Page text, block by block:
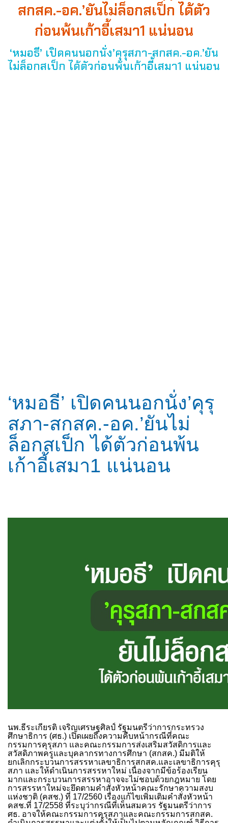
สกสค.-อค.’ยันไม่ล็อกสเป็ก ได้ตัว
ก่อนพ้นเก้าอี้เสมา1 แน่นอน
‘หมอธี’ เปิดคนนอกนั่ง’คุรุสภา-สกสค.-อค.’ยัน
ไม่ล็อกสเป็ก ได้ตัวก่อนพ้นเก้าอี้เสมา1 แน่นอน
‘หมอธี’ เปิดคนนอกนั่ง’คุรุ
สภา-สกสค.-อค.’ยันไม่
ล็อกสเป็ก ได้ตัวก่อนพ้น
เก้าอี้เสมา1 แน่นอน
นพ.ธีระเกียรติ เจริญเศรษฐศิลป์ รัฐมนตรีว่าการกระทรวง
ศึกษาธิการ (ศธ.) เปิดเผยถึงความคืบหน้ากรณีที่คณะ
กรรมการคุรุสภา และคณะกรรมการส่งเสริมสวัสดิการและ
สวัสดิภาพครูและบุคลากรทางการศึกษา (สกสค.) มีมติให้
ยกเลิกกระบวนการสรรหาเลขาธิการสกสค.และเลขาธิการคุรุ
สภา และให้ดำเนินการสรรหาใหม่ เนื่องจากมีข้อร้องเรียน
มากและกระบวนการสรรหาอาจจะไม่ชอบด้วยกฎหมาย โดย
การสรรหาใหม่จะยึดตามคำสั่งหัวหน้าคณะรักษาความสงบ
แห่งชาติ (คสช.) ที่ 17/2560 เรื่องแก้ไขเพิ่มเติมคำสั่งหัวหน้า
คสช.ที่ 17/2558 ที่ระบุว่ากรณีที่เห็นสมควร รัฐมนตรีว่าการ
ศธ. อาจให้คณะกรรมการคุรุสภาและคณะกรรมการสกสค.